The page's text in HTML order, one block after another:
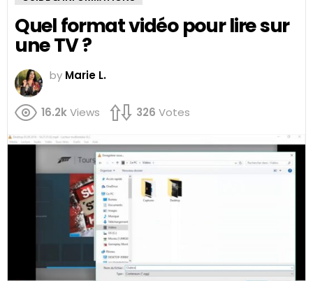
Quel format vidéo pour lire sur
une TV ?
by Marie L.
16.2kViews 326 Votes